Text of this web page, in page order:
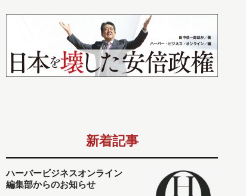
新着記事
ハーバービジネスオンライン
編集部からのお知らせ